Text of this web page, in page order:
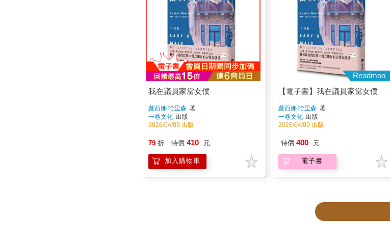
我在議員家當女僕
蘿西娜.哈里森 著
一卷文化 出版
2026/04/09 出版
79 折 特價 410 元
加入購物車
Readmoo
【電子書】我在議員家當女僕
蘿西娜.哈里森著
一卷文化 出版
2026/04/09 出版
特價 400 元
電子書